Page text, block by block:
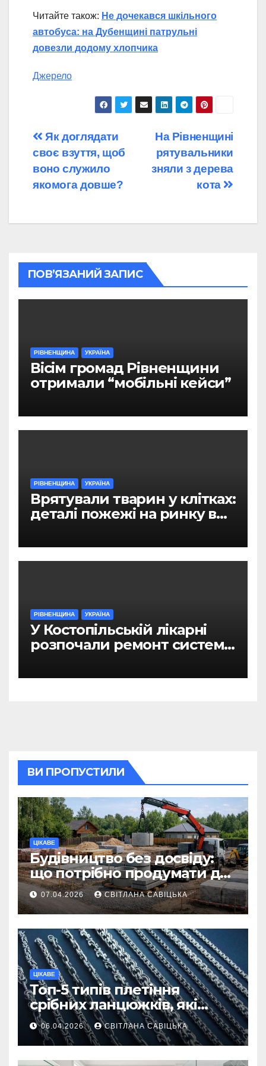
Читайте також: Не дочекався шкільного
автобуса: на Дубенщині патрульні
довезли додому хлопчика
Джерело
Навігація
записів
На Рівненщині
рятувальники
зняли з дерева
кота
Як доглядати
своє взуття, щоб
воно служило
якомога довше?
ПОВ’ЯЗАНИЙ ЗАПИС
РІВНЕНЩИНА УКРАЇНА
Вісім громад Рівненщини
отримали “мобільні кейси”
РІВНЕНЩИНА УКРАЇНА
Врятували тварин у клітках:
деталі пожежі на ринку в
РІВНЕНЩИНА УКРАЇНА
У Костопільській лікарні
розпочали ремонт системи
ВИ ПРОПУСТИЛИ
ЦІКАВЕ
Будівництво без досвіду:
що потрібно продумати до
першої доставки на
ділянку
07.04.2026 СВІТЛАНА САВІЦЬКА
ЦІКАВЕ
Топ-5 типів плетіння
срібних ланцюжків, які
вважаються
найнадійнішими
06.04.2026 СВІТЛАНА САВІЦЬКА